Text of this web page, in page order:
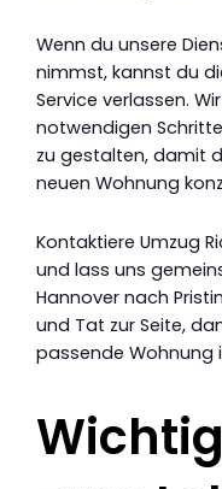
Wenn du unsere
nimmst, kannst du
Service verlassen.
notwendigen
zu gestalten, damit
neuen Wohnung
Kontaktiere Umzug
und lass uns
Hannover nach
und Tat zur Seite,
passende Wohnung